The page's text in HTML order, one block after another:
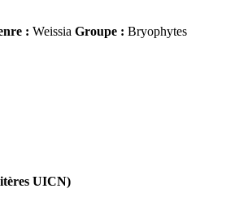
: Weissia Groupe : Bryophytes
UICN)